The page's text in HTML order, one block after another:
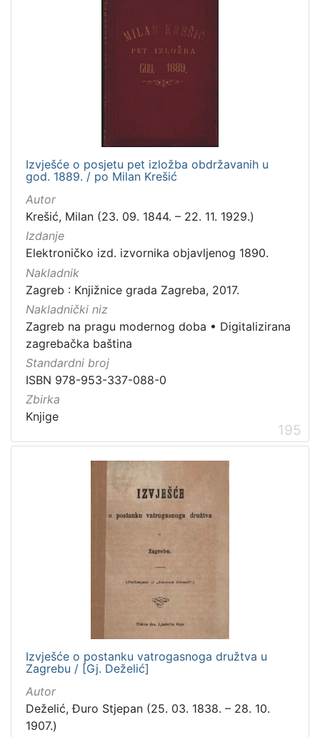
Izvješće o posjetu pet izložba obdržavanih u
god. 1889. / po Milan Krešić
Autor
Krešić, Milan (23. 09. 1844. – 22. 11. 1929.)
Izdanje
Elektroničko izd. izvornika objavljenog 1890.
Nakladnik
Zagreb : Knjižnice grada Zagreba, 2017.
Nakladnički niz
Zagreb na pragu modernog doba • Digitalizirana
zagrebačka baština
Standardni broj
ISBN 978-953-337-088-0
Zbirka
Knjige
195
Izvješće o postanku vatrogasnoga družtva u
Zagrebu / [Gj. Deželić]
Autor
Deželić, Đuro Stjepan (25. 03. 1838. – 28. 10.
1907.)